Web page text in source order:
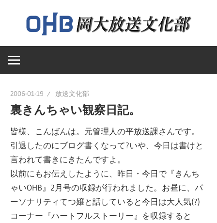
ン
へ
大
学
放
送
岡
大
送
文
化
部
の
ウ
ェ
ブ
ペ
2006-01-19 放送文化部
裏きんちゃい観察日記。
皆様、こんばんは。元管理人の平放送課さんです。
引退したのにブログ書くなって?いや、今日は書けと
言われて書きにきたんですよ。
以前にもお伝えしたように、昨日・今日で『きんち
ゃいOHB』2月号の収録が行われました。お昼に、パ
ーソナリティてつ嬢と話していると今日は大人気(?)
コーナー『ハートフルストーリー』を収録すると